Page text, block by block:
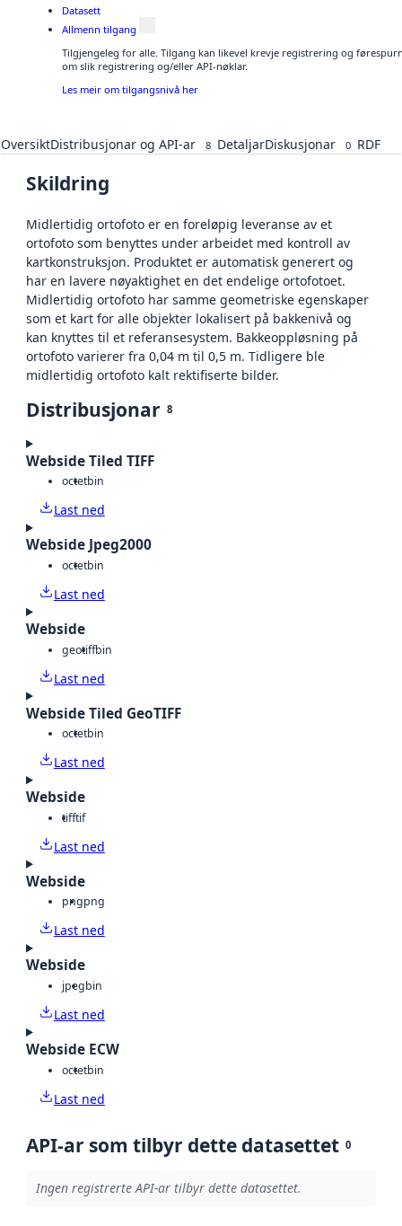
Datasett
Allmenn tilgang
Tilgjengeleg for alle. Tilgang kan likevel krevje registrering og
om slik registrering og/eller API-nøklar.
Les meir om tilgangsnivå her
OversiktDistribusjonar og API-ar 8 DetaljarDiskusjonar 0 RDF
Skildring
Midlertidig ortofoto er en foreløpig leveranse av et
ortofoto som benyttes under arbeidet med kontroll av
kartkonstruksjon. Produktet er automatisk generert og
har en lavere nøyaktighet en det endelige ortofotoet.
Midlertidig ortofoto har samme geometriske egenskaper
som et kart for alle objekter lokalisert på bakkenivå og
kan knyttes til et referansesystem. Bakkeoppløsning på
ortofoto varierer fra 0,04 m til 0,5 m. Tidligere ble
midlertidig ortofoto kalt rektifiserte bilder.
Distribusjonar 8
Webside Tiled TIFF
octetbin
Last ned
Webside Jpeg2000
octetbin
Last ned
Webside
geotiffbin
Last ned
Webside Tiled GeoTIFF
octetbin
Last ned
Webside
tifftif
Last ned
Webside
pngpng
Last ned
Webside
jpegbin
Last ned
Webside ECW
octetbin
Last ned
API-ar som tilbyr dette datasettet 0
Ingen registrerte API-ar tilbyr dette datasettet.